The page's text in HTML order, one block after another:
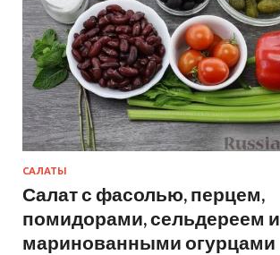
САЛАТЫ
Салат с фасолью, перцем,
помидорами, сельдереем и
маринованными огурцами